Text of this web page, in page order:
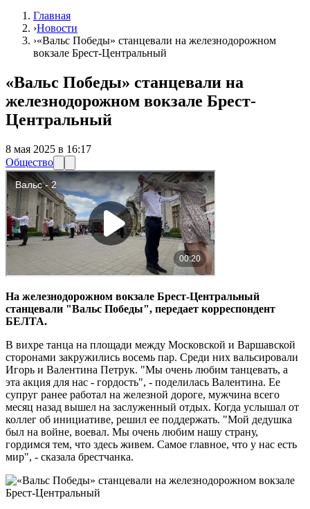
Главная
›Новости
›«Вальс Победы» станцевали на железнодорожном
вокзале Брест-Центральный
«Вальс Победы» станцевали на
железнодорожном вокзале Брест-
Центральный
8 мая 2025 в 16:17
Общество
На железнодорожном вокзале Брест-Центральный
станцевали "Вальс Победы", передает корреспондент
БЕЛТА.
В вихре танца на площади между Московской и Варшавской
сторонами закружились восемь пар. Среди них вальсировали
Игорь и Валентина Петрук. "Мы очень любим танцевать, а
эта акция для нас - гордость", - поделилась Валентина. Ее
супруг ранее работал на железной дороге, мужчина всего
месяц назад вышел на заслуженный отдых. Когда услышал от
коллег об инициативе, решил ее поддержать. "Мой дедушка
был на войне, воевал. Мы очень любим нашу страну,
гордимся тем, что здесь живем. Самое главное, что у нас есть
мир", - сказала брестчанка.